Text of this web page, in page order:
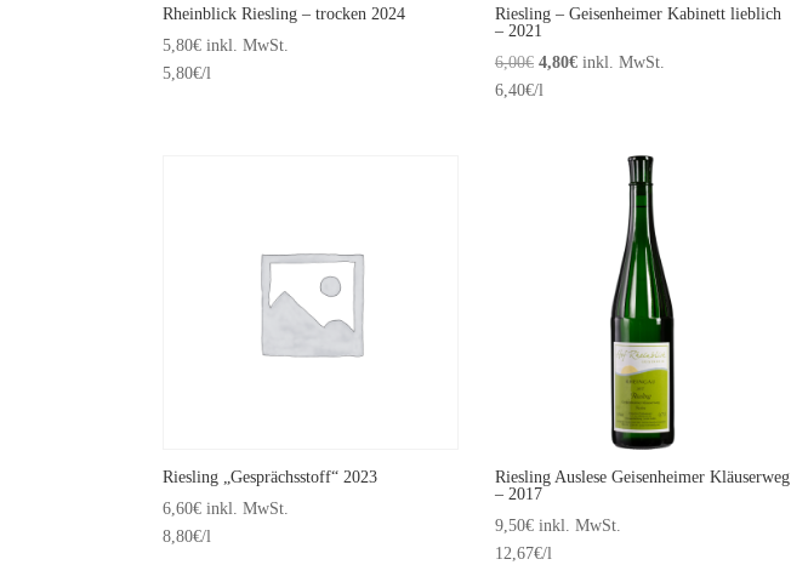
Rheinblick Riesling – trocken 2024
5,80€ inkl. MwSt.
5,80€/l
Riesling – Geisenheimer Kabinett lieblich
– 2021
6,00€ Ursprünglicher
Preis
4,80€Aktueller
inkl. MwSt.
6,40€/l
Riesling „Gesprächsstoff“ 2023
6,60€ inkl. MwSt.
8,80€/l
Riesling Auslese Geisenheimer Kläuserweg
– 2017
9,50€ inkl. MwSt.
12,67€/l